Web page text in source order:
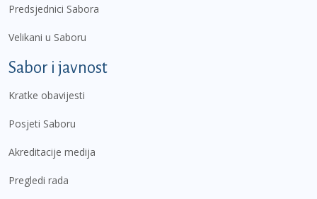
Predsjednici Sabora
Velikani u Saboru
Sabor i javnost
Kratke obavijesti
Posjeti Saboru
Akreditacije medija
Pregledi rada